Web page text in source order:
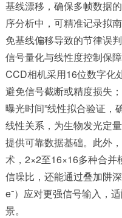
基线漂移，确保多帧数据
序分析中，可精准记录拟
免基线偏移导致的节律误
信号量化与线性度控制保
CCD相机采用16位数字化
避免信号截断或精度损失
曝光时间”线性拟合验证，
线性关系，为生物发光定
提供可靠数据基础。此外
术，2×2至16×16多种合并
信噪比，还能通过叠加阱
e⁻）应对更强信号输入，
景。